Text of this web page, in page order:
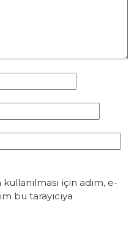
için adım, e-
bu tarayıcıya